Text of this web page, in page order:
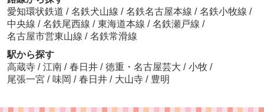
愛知環状鉄道 / 名鉄犬山線 / 名鉄名古屋本線 / 名鉄小牧線 /
中央線 / 名鉄尾西線 / 東海道本線 / 名鉄瀬戸線 /
名古屋市営東山線 / 名鉄常滑線
駅から探す
高蔵寺 / 江南 / 春日井 / 徳重・名古屋芸大 / 小牧 /
尾張一宮 / 味岡 / 春日井 / 大山寺 / 豊明